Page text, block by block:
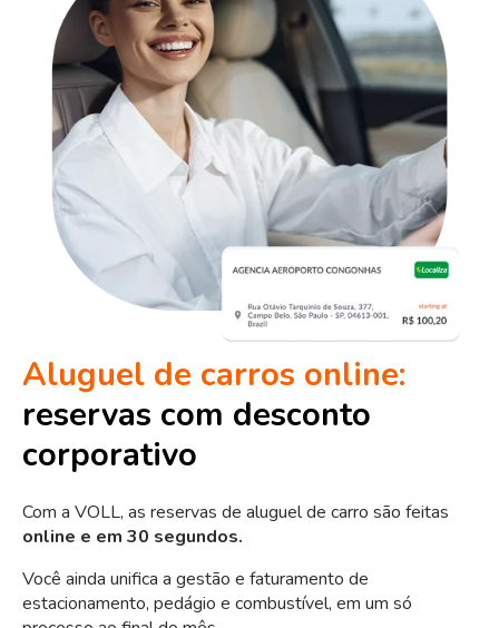
Aluguel de carros online:
reservas com desconto
corporativo
Com a VOLL, as reservas de aluguel de carro são feitas
online e em 30 segundos.
Você ainda unifica a gestão e faturamento de
estacionamento, pedágio e combustível, em um só